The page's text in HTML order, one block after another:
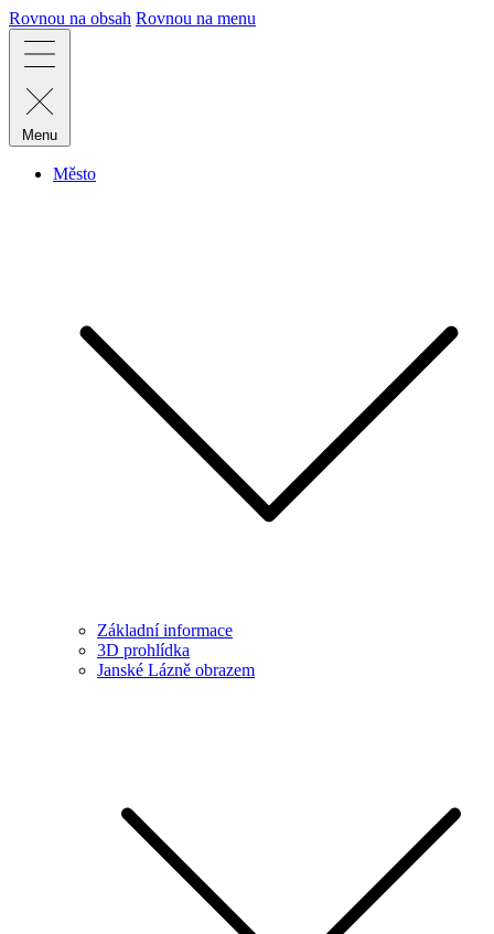
Rovnou na obsah Rovnou na menu
Menu
Město
Základní informace
3D prohlídka
Janské Lázně obrazem